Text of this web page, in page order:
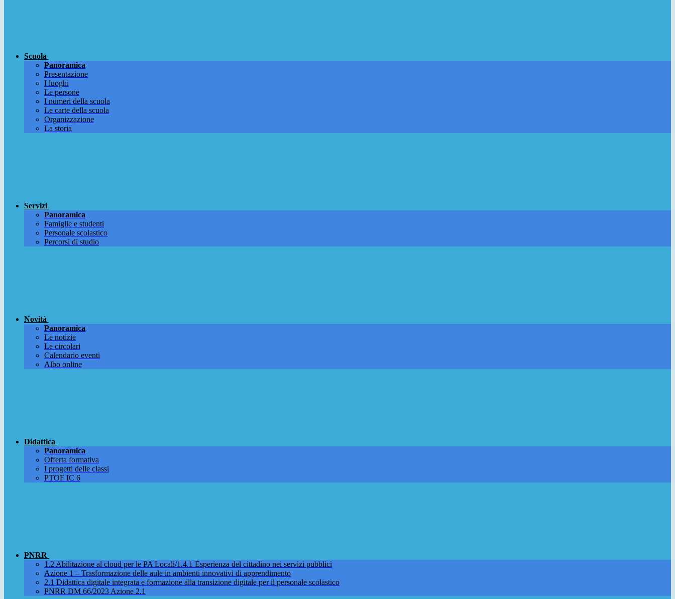
Scuola
Panoramica
Presentazione
I luoghi
Le persone
I numeri della scuola
Le carte della scuola
Organizzazione
La storia
Servizi
Panoramica
Famiglie e studenti
Personale scolastico
Percorsi di studio
Novità
Panoramica
Le notizie
Le circolari
Calendario eventi
Albo online
Didattica
Panoramica
Offerta formativa
I progetti delle classi
PTOF IC 6
PNRR
1.2 Abilitazione al cloud per le PA Locali/1.4.1 Esperienza del cittadino nei servizi pubblici
Azione 1 – Trasformazione delle aule in ambienti innovativi di apprendimento
2.1 Didattica digitale integrata e formazione alla transizione digitale per il personale scolastico
PNRR DM 66/2023 Azione 2.1